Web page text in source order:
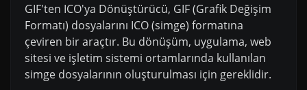
GIF'ten ICO'ya Dönüştürücü, GIF (Grafik Değişim
Formatı) dosyalarını ICO (simge) formatına
çeviren bir araçtır. Bu dönüşüm, uygulama, web
sitesi ve işletim sistemi ortamlarında kullanılan
simge dosyalarının oluşturulması için gereklidir.